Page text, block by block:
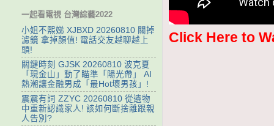
Click Here to
一起看電視 台灣綜藝2022
小姐不熙娣 XJBXD 20260810 關掉
濾鏡 拿掉顏值! 電話交友越聊越上
頭!
關鍵時刻 GJSK 20260810 波克夏
「現金山」動了瞄準「陽光帶」 AI
熱潮讓金融男成「最Hot壞男孩」!
震震有詞 ZZYC 20260810 從遺物
中重新認識家人! 該如何斷捨離跟親
人告別?